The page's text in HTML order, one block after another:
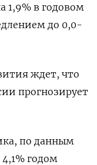
1,9% в годовом
до 0,0-
ждет, что
прогнозирует
по данным
годом